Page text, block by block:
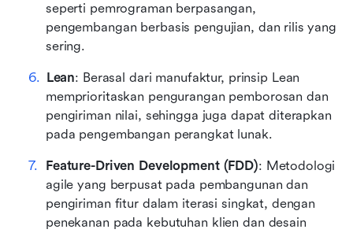
seperti pemrograman berpasangan,
pengembangan berbasis pengujian, dan rilis yang
sering.
Lean: Berasal dari manufaktur, prinsip Lean
memprioritaskan pengurangan pemborosan dan
pengiriman nilai, sehingga juga dapat diterapkan
pada pengembangan perangkat lunak.
Feature-Driven Development (FDD): Metodologi
agile yang berpusat pada pembangunan dan
pengiriman fitur dalam iterasi singkat, dengan
penekanan pada kebutuhan klien dan desain